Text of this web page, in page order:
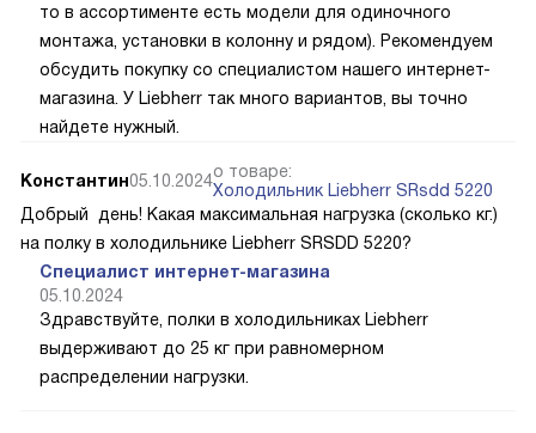
то в ассортименте есть модели для одиночного
монтажа, установки в колонну и рядом). Рекомендуем
обсудить покупку со специалистом нашего интернет-
магазина. У Liebherr так много вариантов, вы точно
найдете нужный.
Константин05.10.2024о товаре:
Холодильник Liebherr SRsdd 5220
Добрый день! Какая максимальная нагрузка (сколько кг.)
на полку в холодильнике Liebherr SRSDD 5220?
Специалист интернет-магазина
05.10.2024
Здравствуйте, полки в холодильниках Liebherr
выдерживают до 25 кг при равномерном
распределении нагрузки.